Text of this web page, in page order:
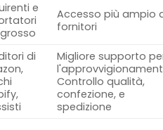
e
Accesso più ampio
fornitori
di
Migliore supporto
Controllo qualità,
confezione, e
spedizione